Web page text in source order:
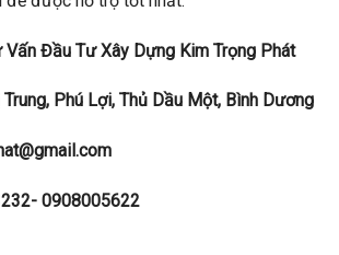
Vấn Đầu Tư Xây Dựng Kim Trọng Phát
Phú Lợi, Thủ Dầu Một, Bình Dương
0908005622